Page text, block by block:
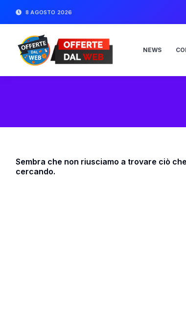
8 AGOSTO 2026
NEWS
Sembra che non riusciamo a trovare ciò
cercando.